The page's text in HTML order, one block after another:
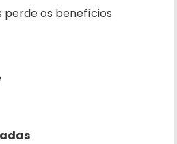
perde os benefícios